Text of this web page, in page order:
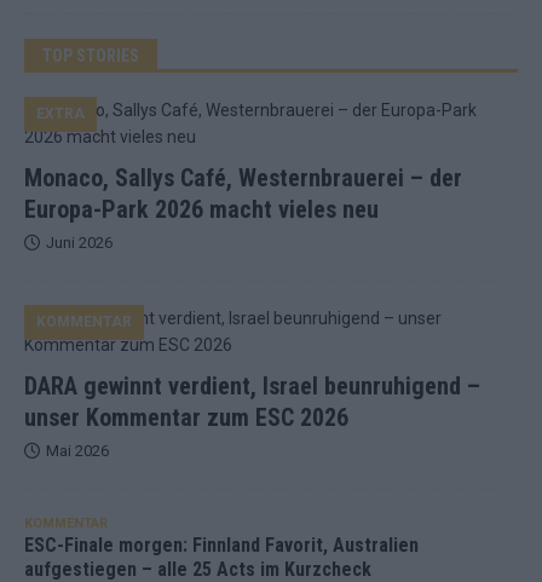
TOP STORIES
Monaco, Sallys Café, Westernbrauerei – der
Europa-Park 2026 macht vieles neu
EXTRA
Juni 2026
DARA gewinnt verdient, Israel beunruhigend –
unser Kommentar zum ESC 2026
KOMMENTAR
Mai 2026
KOMMENTAR
ESC-Finale morgen: Finnland Favorit, Australien
aufgestiegen – alle 25 Acts im Kurzcheck